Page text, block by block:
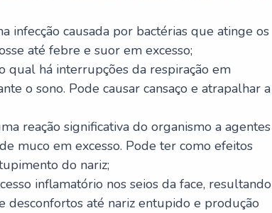
infecção causada por bactérias que atinge os
até febre e suor em excesso;
qual há interrupções da respiração em
o sono. Pode causar cansaço e atrapalhar a
reação significativa do organismo a agentes
muco em excesso. Pode ter como efeitos
do nariz;
inflamatório nos seios da face, resultando
desconfortos até nariz entupido e produção